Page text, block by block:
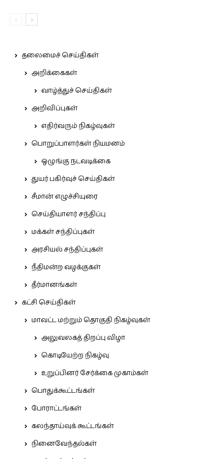
தலைமைச் செய்திகள்
அறிக்கைகள்
வாழ்த்துச் செய்திகள்
அறிவிப்புகள்
எதிர்வரும் நிகழ்வுகள்
பொறுப்பாளர்கள் நியமனம்
ஒழுங்கு நடவடிக்கை
துயர் பகிர்வுச் செய்திகள்
சீமான் எழுச்சியுரை
செய்தியாளர் சந்திப்பு
மக்கள் சந்திப்புகள்
அரசியல் சந்திப்புகள்
நீதிமன்ற வழக்குகள்
தீர்மானங்கள்
கட்சி செய்திகள்
மாவட்ட மற்றும் தொகுதி நிகழ்வுகள்
அலுவலகத் திறப்பு விழா
கொடியேற்ற நிகழ்வு
உறுப்பினர் சேர்க்கை முகாம்கள்
பொதுக்கூட்டங்கள்
போராட்டங்கள்
கலந்தாய்வுக் கூட்டங்கள்
நினைவேந்தல்கள்